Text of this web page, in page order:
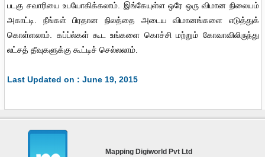
படகு சவாரியை உபயோகிக்கலாம். இங்கேயுள்ள ஒரே ஒரு விமான நிலையம்
அகாட்டி. நீங்கள் பிரதான நிலத்தை அடைய விமானங்களை எடுத்துக்
கொள்ளலாம். கப்ப்ல்கள் கூட உங்களை கொச்சி மற்றும் கோவாவிலிருந்து
லட்சத் தீவுகளுக்கு கூட்டிச் செல்லலாம்.
Last Updated on : June 19, 2015
Mapping Digiworld Pvt Ltd